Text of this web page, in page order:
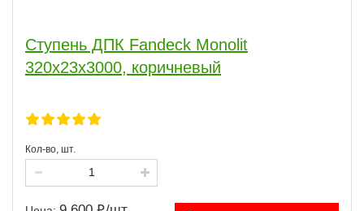
Ступень ДПК Fandeck Monolit
320х23х3000, коричневый
Кол-во, шт.